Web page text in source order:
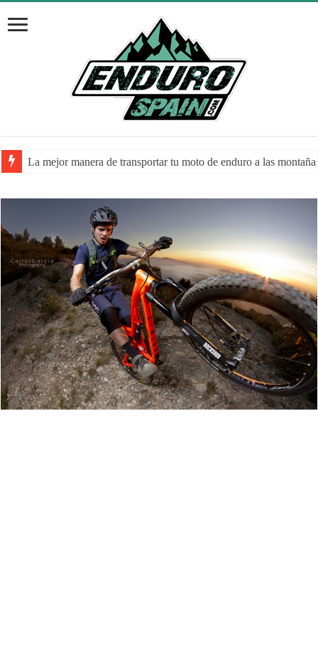
La mejor manera de transportar tu moto de enduro a las